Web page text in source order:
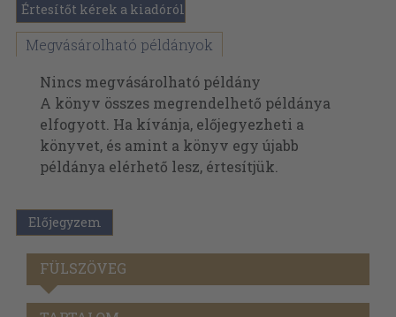
Értesítőt kérek a kiadóról
Megvásárolható példányok
Nincs megvásárolható példány
A könyv összes megrendelhető példánya
elfogyott. Ha kívánja, előjegyezheti a
könyvet, és amint a könyv egy újabb
példánya elérhető lesz, értesítjük.
Előjegyzem
FÜLSZÖVEG